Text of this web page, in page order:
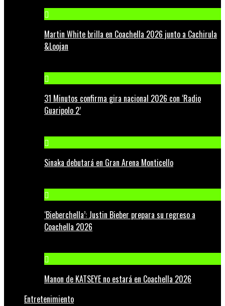
Martin White brilla en Coachella 2026 junto a Cachirula
&Loojan
31 Minutos confirma gira nacional 2026 con ‘Radio
Guaripolo 2’
Sinaka debutará en Gran Arena Monticello
‘Bieberchella’: Justin Bieber prepara su regreso a
Coachella 2026
Manon de KATSEYE no estará en Coachella 2026
Entretenimiento